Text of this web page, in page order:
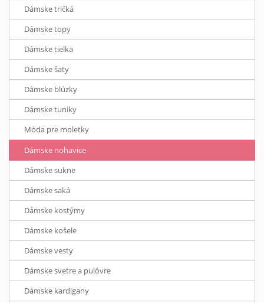
Dámske tričká
Dámske topy
Dámske tielka
Dámske šaty
Dámske blúzky
Dámske tuniky
Móda pre moletky
Dámske nohavice
Dámske sukne
Dámske saká
Dámske kostýmy
Dámske košele
Dámske vesty
Dámske svetre a pulóvre
Dámske kardigany